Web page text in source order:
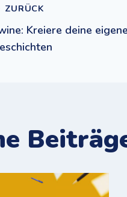
ZURÜCK
Kreiere deine